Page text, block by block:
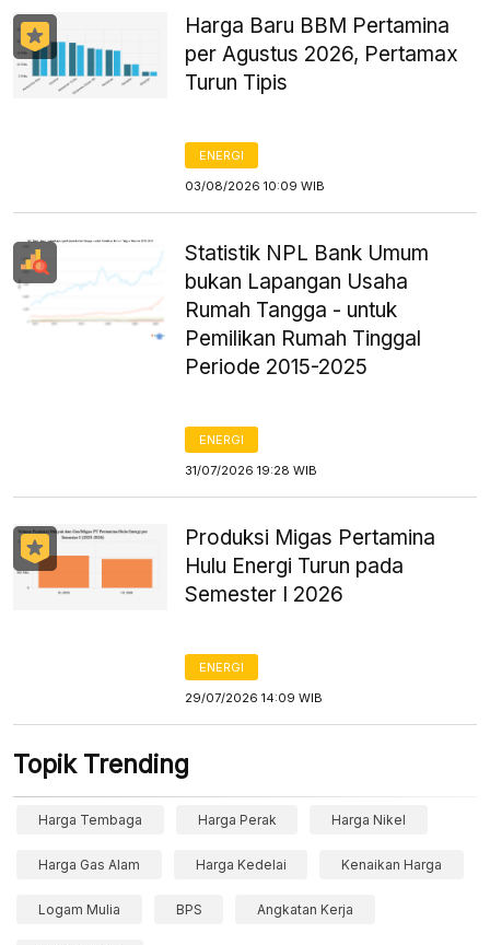
Harga Baru BBM Pertamina
per Agustus 2026, Pertamax
Turun Tipis
ENERGI
03/08/2026 10:09 WIB
Statistik NPL Bank Umum
bukan Lapangan Usaha
Rumah Tangga - untuk
Pemilikan Rumah Tinggal
Periode 2015-2025
ENERGI
31/07/2026 19:28 WIB
Produksi Migas Pertamina
Hulu Energi Turun pada
Semester I 2026
ENERGI
29/07/2026 14:09 WIB
Topik Trending
Harga Tembaga Harga Perak Harga Nikel
Harga Gas Alam Harga Kedelai Kenaikan Harga
Logam Mulia BPS Angkatan Kerja